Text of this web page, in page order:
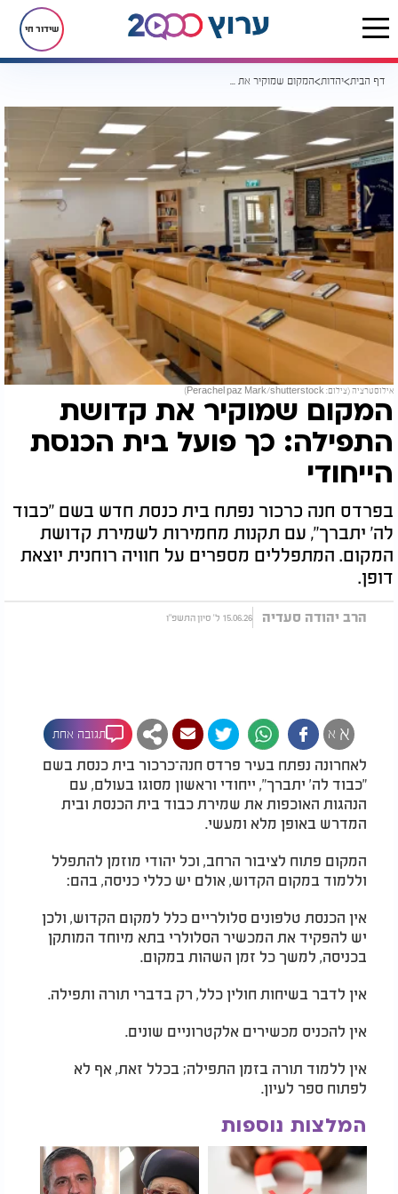
שידור חי
דף הבית יהדות המקום שמוקיר את קדושת התפילה: כך פועל בית הכנסת הייחודי
אילוסטרציה (צילום: Perachel paz Mark/shutterstock)
המקום שמוקיר את קדושת
התפילה: כך פועל בית הכנסת
הייחודי
בפרדס חנה כרכור נפתח בית כנסת חדש בשם "כבוד
לה' יתברך", עם תקנות מחמירות לשמירת קדושת
המקום. המתפללים מספרים על חוויה רוחנית יוצאת
דופן.
הרב יהודה סעדיה 15.06.26 ל' סיון התשפ"ו
א א תגובה אחת
לאחרונה נפתח בעיר פרדס חנה־כרכור בית כנסת בשם
"כבוד לה' יתברך", ייחודי וראשון מסוגו בעולם, עם
הנהגות האוכפות את שמירת כבוד בית הכנסת ובית
המדרש באופן מלא ומעשי.
המקום פתוח לציבור הרחב, וכל יהודי מוזמן להתפלל
וללמוד במקום הקדוש, אולם יש כללי כניסה, בהם:
אין הכנסת טלפונים סלולריים כלל למקום הקדוש, ולכן
יש להפקיד את המכשיר הסלולרי בתא מיוחד המותקן
בכניסה, למשך כל זמן השהות במקום.
אין לדבר בשיחות חולין כלל, רק בדברי תורה ותפילה.
אין להכניס מכשירים אלקטרוניים שונים.
אין ללמוד תורה בזמן התפילה; בכלל זאת, אף לא
לפתוח ספר לעיון.
המלצות נוספות